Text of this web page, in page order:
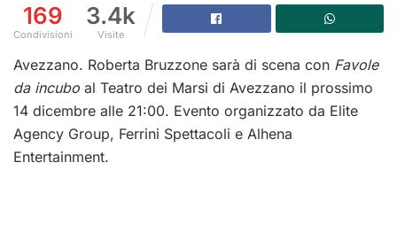
169
Condivisioni
3.4k
Visite
Avezzano. Roberta Bruzzone sarà di scena con Favole
da incubo al Teatro dei Marsi di Avezzano il prossimo
14 dicembre alle 21:00. Evento organizzato da Elite
Agency Group, Ferrini Spettacoli e Alhena
Entertainment.